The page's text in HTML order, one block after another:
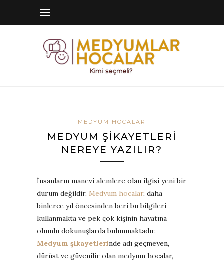
MEDYUM HOCALAR
MEDYUM ŞIKAYETLERI
NEREYE YAZILIR?
İnsanların manevi alemlere olan ilgisi yeni bir
durum değildir. Medyum hocalar, daha
binlerce yıl öncesinden beri bu bilgileri
kullanmakta ve pek çok kişinin hayatına
olumlu dokunuşlarda bulunmaktadır.
Medyum şikayetlerinde adı geçmeyen,
dürüst ve güvenilir olan medyum hocalar,